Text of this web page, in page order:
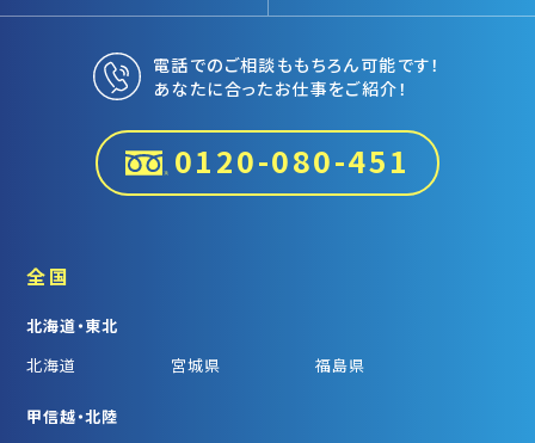
電話でのご相談ももちろん可能です！
あなたに合ったお仕事をご紹介！
0120-080-451
全国
北海道・東北
北海道
宮城県 福島県
甲信越・北陸